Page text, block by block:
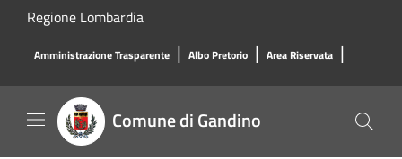
Salta al contenuto principale
Regione Lombardia
Amministrazione Trasparente | Albo Pretorio | Area Riservata |
Comune di Gandino